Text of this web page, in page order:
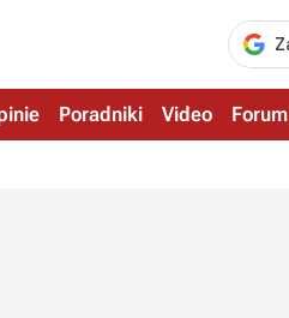
Poradniki Video Forum